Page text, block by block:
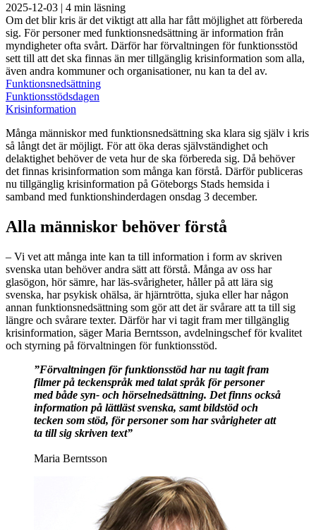
2025-12-03 | 4 min läsning
Om det blir kris är det viktigt att alla har fått möjlighet att förbereda
sig. För personer med funktionsnedsättning är information från
myndigheter ofta svårt. Därför har förvaltningen för funktionsstöd
sett till att det ska finnas än mer tillgänglig krisinformation som alla,
även andra kommuner och organisationer, nu kan ta del av.
Funktionsnedsättning
Funktionsstödsdagen
Krisinformation
Många människor med funktionsnedsättning ska klara sig själv i kris
så långt det är möjligt. För att öka deras självständighet och
delaktighet behöver de veta hur de ska förbereda sig. Då behöver
det finnas krisinformation som många kan förstå. Därför publiceras
nu tillgänglig krisinformation på Göteborgs Stads hemsida i
samband med funktionshinderdagen onsdag 3 december.
Alla människor behöver förstå
– Vi vet att många inte kan ta till information i form av skriven
svenska utan behöver andra sätt att förstå. Många av oss har
glasögon, hör sämre, har läs-svårigheter, håller på att lära sig
svenska, har psykisk ohälsa, är hjärntrötta, sjuka eller har någon
annan funktionsnedsättning som gör att det är svårare att ta till sig
längre och svårare texter. Därför har vi tagit fram mer tillgänglig
krisinformation, säger Maria Berntsson, avdelningschef för kvalitet
och styrning på förvaltningen för funktionsstöd.
”Förvaltningen för funktionsstöd har nu tagit fram
filmer på teckenspråk med talat språk för personer
med både syn- och hörselnedsättning. Det finns också
information på lättläst svenska, samt bildstöd och
tecken som stöd, för personer som har svårigheter att
ta till sig skriven text”
Maria Berntsson